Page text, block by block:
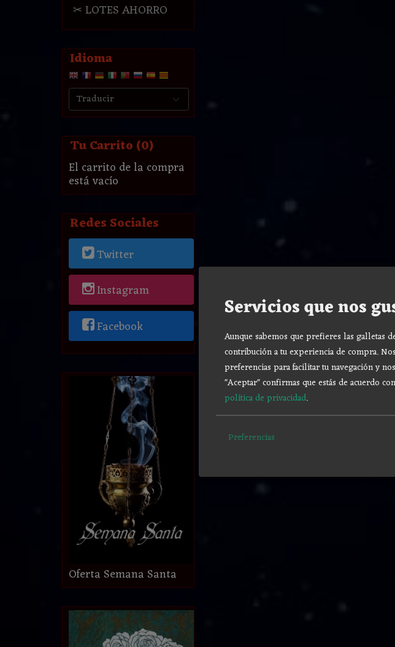
✂ LOTES AHORRO
Idioma
Tu Carrito (0)
El carrito de la compra
está vacío
Redes Sociales
Twitter
Instagram
Facebook
Oferta Semana Santa
Servicios que nos
Aunque sabemos que prefieres las galletas
contribución a tu experiencia de compra.
preferencias para facilitar tu navegación y
"Aceptar" confirmas que estás de acuerdo
política de privacidad.
Preferencias